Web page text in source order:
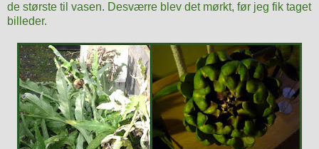
de største til vasen. Desværre blev det mørkt, før jeg fik taget
billeder.